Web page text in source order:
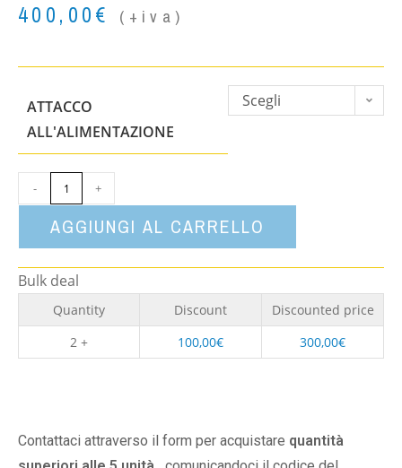
400,00€ (+iva)
ATTACCO
ALL'ALIMENTAZIONE
Scegli
- +
AGGIUNGI AL CARRELLO
Bulk deal
Quantity Discount
Discounted price
2 +
100,00€ 300,00€
Contattaci attraverso il form per acquistare quantità